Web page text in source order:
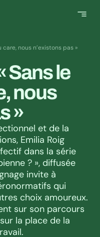
care, nous n’existons pas »
Sans le
nous
»
et de la
Emilia Roig
dans la série
? », diffusée
invite à
qui
choix amoureux.
sur son parcours
la place de la